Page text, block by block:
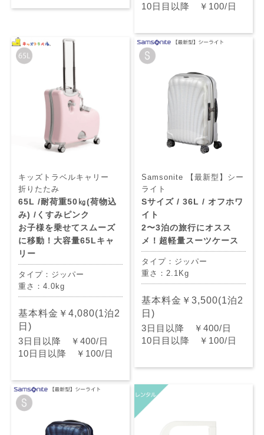
10日目以降 ￥100/日
キッズトラベルキャリー
折りたたみ
65L /耐荷重50㎏(荷物込
み) /くすみピンク
お子様を乗せてスムーズ
に移動！大容量65Lキャ
リー
タイプ：ジッパー
重さ：4.0kg
基本料金￥4,080(1泊2
日)
3日目以降 ￥400/日
10日目以降 ￥100/日
Samsonite 【最新型】シー
ライト
Sサイズ / 36L / オフホワ
イト
2〜3泊の旅行にオスス
メ！超軽量スーツケース
タイプ：ジッパー
重さ：2.1Kg
基本料金￥3,500(1泊2
日)
3日目以降 ￥400/日
10日目以降 ￥100/日